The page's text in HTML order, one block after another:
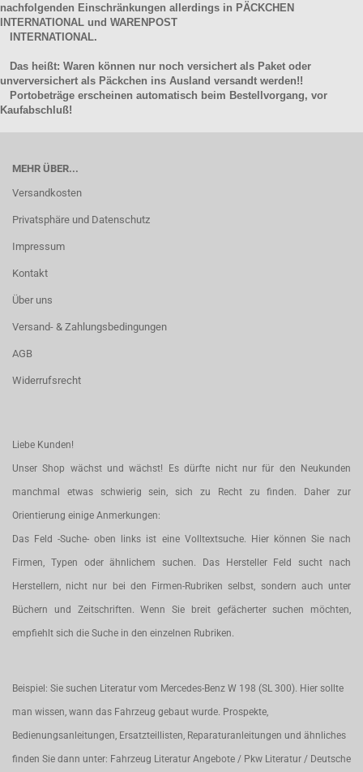
nachfolgenden Einschränkungen allerdings in PÄCKCHEN
INTERNATIONAL und WARENPOST
INTERNATIONAL.
Das heißt: Waren können nur noch versichert als Paket oder
unverversichert als Päckchen ins Ausland versandt werden!!
Portobeträge erscheinen automatisch beim Bestellvorgang, vor
Kaufabschluß!
MEHR ÜBER...
Versandkosten
Privatsphäre und Datenschutz
Impressum
Kontakt
Über uns
Versand- & Zahlungsbedingungen
AGB
Widerrufsrecht
Liebe Kunden!
Unser Shop wächst und wächst! Es dürfte nicht nur für den Neukunden
manchmal etwas schwierig sein, sich zu Recht zu finden. Daher zur
Orientierung einige Anmerkungen:
Das Feld -Suche- oben links ist eine Volltextsuche. Hier können Sie nach
Firmen, Typen oder ähnlichem suchen. Das Hersteller Feld sucht nach
Herstellern, nicht nur bei den Firmen-Rubriken selbst, sondern auch unter
Büchern und Zeitschriften. Wenn Sie breit gefächerter suchen möchten,
empfiehlt sich die Suche in den einzelnen Rubriken.
Beispiel: Sie suchen Literatur vom Mercedes-Benz W 198 (SL 300). Hier sollte
man wissen, wann das Fahrzeug gebaut wurde. Prospekte,
Bedienungsanleitungen, Ersatzteillisten, Reparaturanleitungen und ähnliches
finden Sie dann unter: Fahrzeug Literatur Angebote / Pkw Literatur / Deutsche